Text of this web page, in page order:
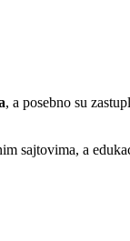
, a posebno su
sajtovima, a